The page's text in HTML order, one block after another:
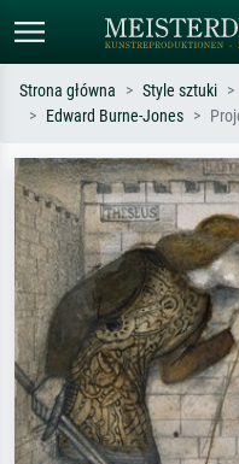
Szukaj wg artysty, tytułu lub stylu –
Monet, Gwiaździsta noc,
impresjonizm, fala Hokusaia,
Strona główna Style sztuki
Edward Burne-Jones